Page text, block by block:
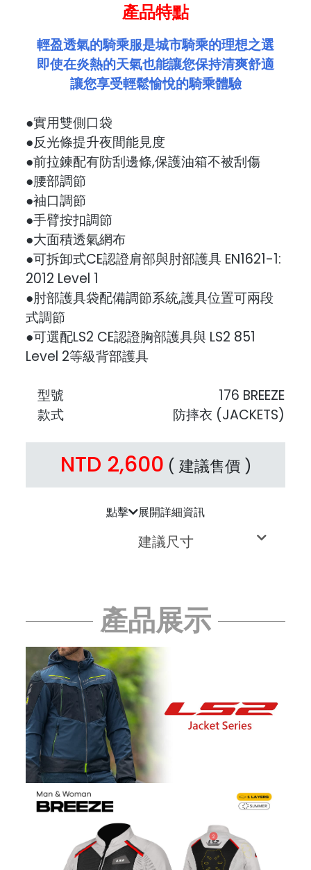
產品特點
輕盈透氣的騎乘服是城市騎乘的理想之選
即使在炎熱的天氣也能讓您保持清爽舒適
讓您享受輕鬆愉悅的騎乘體驗
●實用雙側口袋
●反光條提升夜間能見度
●前拉鍊配有防刮邊條,保護油箱不被刮傷
●腰部調節
●袖口調節
●手臂按扣調節
●大面積透氣網布
●可拆卸式CE認證肩部與肘部護具 EN1621-1:
2012 Level 1
●肘部護具袋配備調節系統,護具位置可兩段
式調節
●可選配LS2 CE認證胸部護具與 LS2 851
Level 2等級背部護具
型號
176 BREEZE
款式
防摔衣 (JACKETS)
NTD 2,600 ( 建議售價 )
點擊 展開詳細資訊
建議尺寸
產品展示